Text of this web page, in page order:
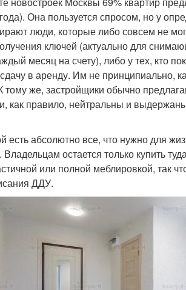
Она пользуется спросом, но у
люди, которые либо совсем не
ключей (актуально для
месяц на счету), либо у тех, кто
в аренду. Им не принципиально,
же, застройщики обычно
как правило, нейтральны и
есть абсолютно все, что нужно для
остается только купить
или полной меблировкой, так
ДДУ.